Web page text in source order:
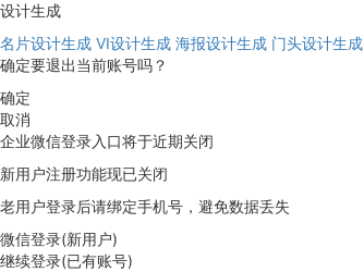
设计生成
名片设计生成 VI设计生成 海报设计生成 门头设计生成
确定要退出当前账号吗？
确定
取消
企业微信登录入口将于近期关闭
新用户注册功能现已关闭
老用户登录后请绑定手机号，避免数据丢失
微信登录(新用户)
继续登录(已有账号)